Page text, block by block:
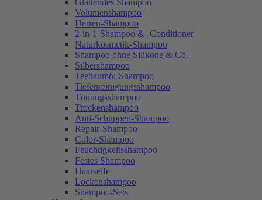
Glättendes Shampoo
Volumenshampoo
Herren-Shampoo
2-in-1-Shampoo & -Conditioner
Naturkosmetik-Shampoo
Shampoo ohne Silikone & Co.
Silbershampoo
Teebaumöl-Shampoo
Tiefenreinigungsshampoo
Tönungsshampoo
Trockenshampoo
Anti-Schuppen-Shampoo
Repair-Shampoo
Color-Shampoo
Feuchtigkeitsshampoo
Festes Shampoo
Haarseife
Lockenshampoo
Shampoo-Sets